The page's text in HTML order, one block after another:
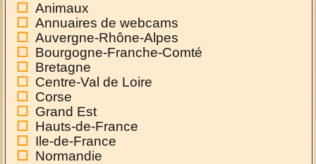
Animaux
Annuaires de webcams
Auvergne-Rhône-Alpes
Bourgogne-Franche-Comté
Bretagne
Centre-Val de Loire
Corse
Grand Est
Hauts-de-France
Ile-de-France
Normandie